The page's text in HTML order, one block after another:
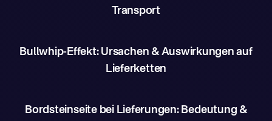
Transport
Bullwhip-Effekt: Ursachen & Auswirkungen auf
Lieferketten
Bordsteinseite bei Lieferungen: Bedeutung &